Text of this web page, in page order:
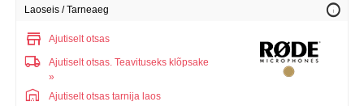
Laoseis / Tarneaeg info
store Ajutiselt otsas
local_shipping Ajutiselt otsas. Teavituseks klõpsake
»
warehouse Ajutiselt otsas tarnija laos